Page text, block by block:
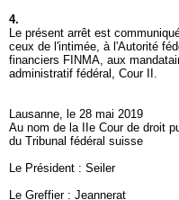
4.
Le présent arrêt est
ceux de l'intimée, à l'Autorité
financiers FINMA, aux
administratif fédéral, Cour II.
Lausanne, le 28 mai 2019
Au nom de la IIe Cour de droit
du Tribunal fédéral suisse
Le Président : Seiler
Le Greffier : Jeannerat